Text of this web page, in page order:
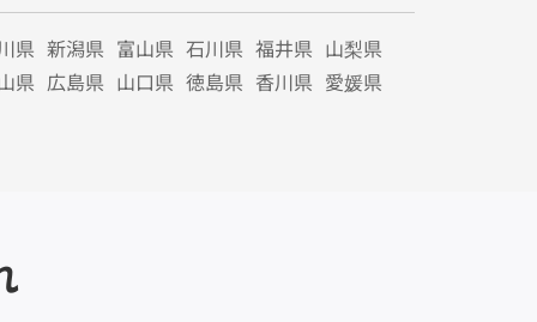
県 新潟県 富山県 石川県 福井県 山梨県
県 広島県 山口県 徳島県 香川県 愛媛県